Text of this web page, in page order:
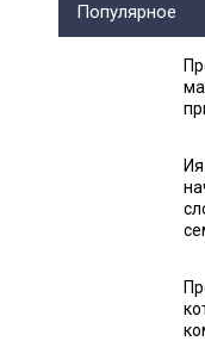
Популярное